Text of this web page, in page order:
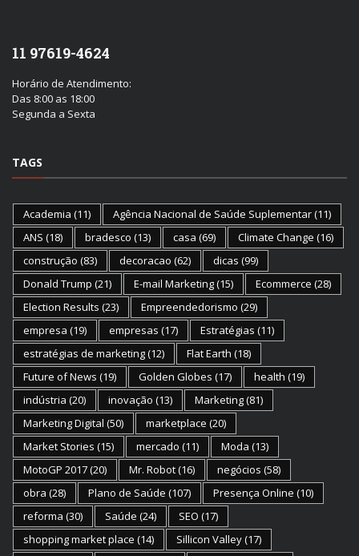
11 97619-4624
Horário de Atendimento:
Das 8:00 as 18:00
Segunda a Sexta
TAGS
Academia (11) Agência Nacional de Saúde Suplementar(11)
ANS (18) bradesco (13) casa (69) Climate Change (16)
construção (83) decoracao (62) dicas (99)
Donald Trump (21) E-mail Marketing(15) Ecommerce (28)
Election Results (23) Empreendedorismo (29)
empresa (19) empresas (17) Estratégias (11)
estratégias de marketing(12) Flat Earth (18)
Future of News (19) Golden Globes (17) health (19)
indústria (20) inovação (13) Marketing(81)
Marketing Digital (50) marketplace (20)
Market Stories (15) mercado (11) Moda (13)
MotoGP 2017(20) Mr. Robot(16) negócios (58)
obra (28) Plano de Saúde (107) Presença Online (10)
reforma (30) Saúde (24) SEO (17)
shopping market place (14) Sillicon Valley(17)